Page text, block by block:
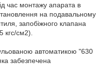
час монтажу апарата в
на подавальному
запобіжного клапана
кгс/см2).
автоматикою "630
забезпечена